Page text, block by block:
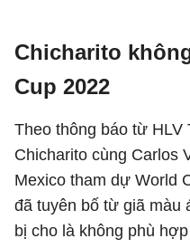
Chicharito
Cup 2022
Theo thông báo từ HLV
Chicharito cùng Carlos
Mexico tham dự World
đã tuyên bố từ giã màu
bị cho là không phù